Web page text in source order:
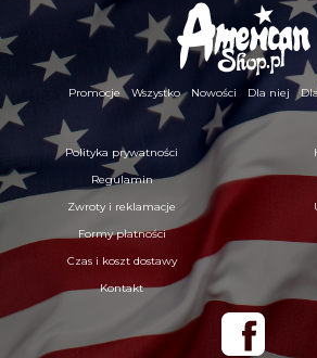
Promocje Wszystko Nowości Dla niej
Polityka prywatności
Regulamin
Zwroty i reklamacje
Formy płatności
Czas i koszt dostawy
Kontakt